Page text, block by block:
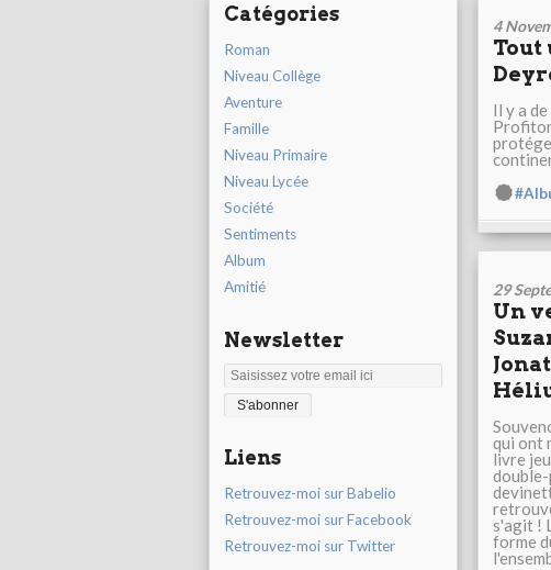
Catégories
Roman
Niveau Collège
Aventure
Famille
Niveau Primaire
Niveau Lycée
Société
Sentiments
Album
Amitié
Newsletter
Liens
Retrouvez-moi sur Babelio
Retrouvez-moi sur Facebook
Retrouvez-moi sur Twitter
4
Tout
Il y a
29
Un
qui ont
livre
double-
s'agit !
forme